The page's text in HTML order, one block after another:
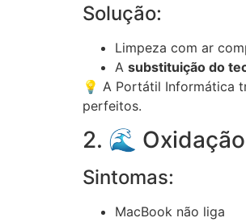
Solução:
Limpeza com ar
A substituição do
💡 A Portátil Informática
perfeitos.
2. 🌊
Sintomas:
MacBook não liga